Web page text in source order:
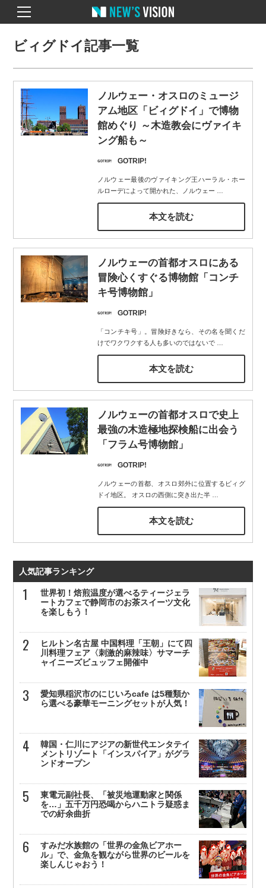
ビィグドイ記事一覧
ノルウェー・オスロのミュージ
アム地区「ビィグドイ」で博物
館めぐり ～木造教会にヴァイキ
ング船も～
GOTRIP!
ノルウェー最後のヴァイキング王ハーラル・ホー
ルローデによって開かれた、ノルウェー
本文を読む
ノルウェーの首都オスロにある
冒険心くすぐる博物館「コンチ
キ号博物館」
GOTRIP!
「コンチキ号」。冒険好きなら、その名を聞くだ
けでワクワクする人も多いのではないで…
本文を読む
ノルウェーの首都オスロで史上
最強の木造極地探検船に出会う
「フラム号博物館」
GOTRIP!
ノルウェーの首都、オスロ郊外に位置するビィグ
ドイ地区。 オスロの西側に突き出た半…
本文を読む
人気記事ランキング
世界初！焙煎温度が選べるティージェラ
ートカフェで静岡市のお茶スイーツ文化
を楽しもう！
ヒルトン名古屋 中国料理「王朝」にて四
川料理フェア〈刺激的麻辣味〉サマーチ
ャイニーズビュッフェ開催中
愛知県稲沢市のにじいろcafe は5種類か
ら選べる豪華モーニングセットが人気！
韓国・仁川にアジアの新世代エンタテイ
メントリゾート「インスパイア」がグラ
ンドオープン
東電元副社長、「被災地運動家と関係
を…」五千万円恐喝からハニトラ疑惑ま
での紆余曲折
すみだ水族館の「世界の金魚ビアホー
ル」で、金魚を観ながら世界のビールを
楽しんじゃおう！